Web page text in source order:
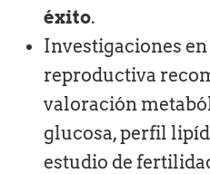
éxito.
Investigaciones
reproductiva
valoración
glucosa, perfil
estudio de